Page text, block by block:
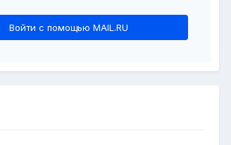
Войти с помощью MAIL.RU